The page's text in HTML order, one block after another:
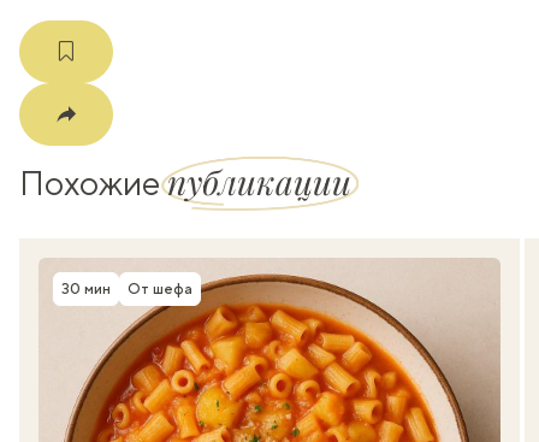
Похожиепубликации
Время приготовления
30 мин От шефа